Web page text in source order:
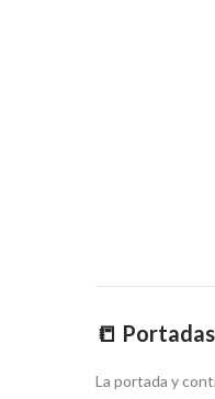
📒
La portada y